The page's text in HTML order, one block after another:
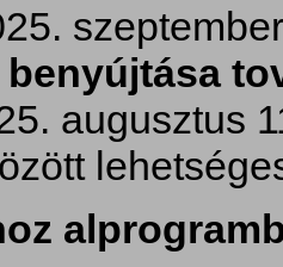
benyújtása
augusztus